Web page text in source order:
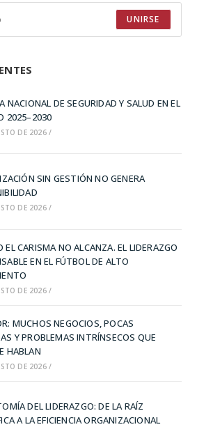
UNIRSE
NACIONAL DE SEGURIDAD Y SALUD EN EL
2025–2030
DE 2026 /
SIN GESTIÓN NO GENERA
DE 2026 /
EL CARISMA NO ALCANZA. EL LIDERAZGO
EN EL FÚTBOL DE ALTO
DE 2026 /
MUCHOS NEGOCIOS, POCAS
Y PROBLEMAS INTRÍNSECOS QUE
HABLAN
DE 2026 /
DEL LIDERAZGO: DE LA RAÍZ
A LA EFICIENCIA ORGANIZACIONAL